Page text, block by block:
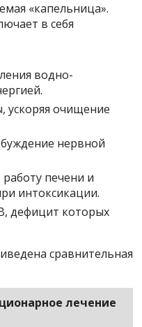
«капельница».
в себя
водно-
ускоряя очищение
нервной
печени и
интоксикации.
дефицит которых
сравнительная
лечение